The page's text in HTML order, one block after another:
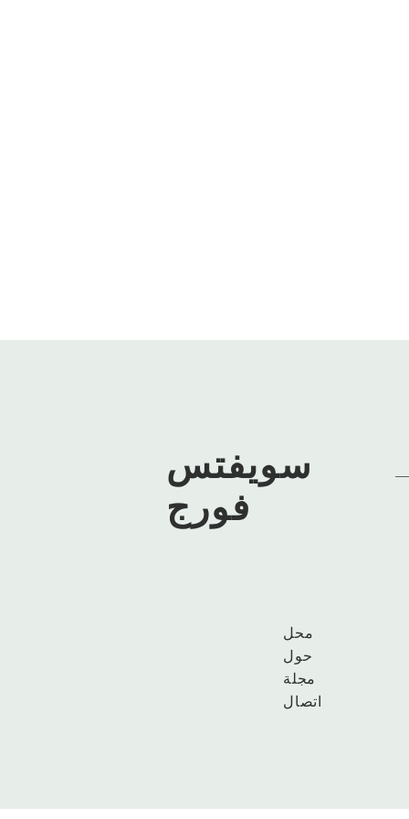
سويفتس
فورج
محل
حول
مجلة
اتصال